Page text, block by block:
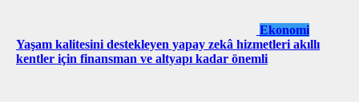
Ekonomi
Yaşam kalitesini destekleyen yapay zekâ hizmetleri akıllı
kentler için finansman ve altyapı kadar önemli